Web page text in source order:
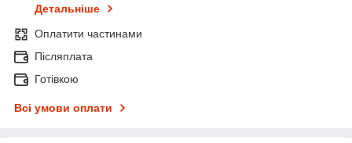
Детальніше
Оплатити частинами
Післяплата
Готівкою
Всі умови оплати